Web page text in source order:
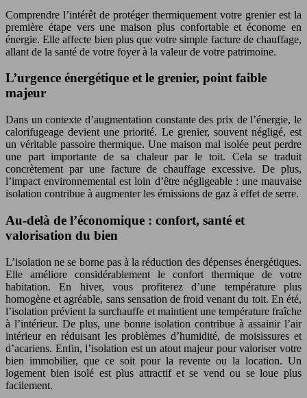
Comprendre l’intérêt de protéger thermiquement votre grenier est la
première étape vers une maison plus confortable et économe en
énergie. Elle affecte bien plus que votre simple facture de chauffage,
allant de la santé de votre foyer à la valeur de votre patrimoine.
L’urgence énergétique et le grenier, point faible
majeur
Dans un contexte d’augmentation constante des prix de l’énergie, le
calorifugeage devient une priorité. Le grenier, souvent négligé, est
un véritable passoire thermique. Une maison mal isolée peut perdre
une part importante de sa chaleur par le toit. Cela se traduit
concrètement par une facture de chauffage excessive. De plus,
l’impact environnemental est loin d’être négligeable : une mauvaise
isolation contribue à augmenter les émissions de gaz à effet de serre.
Au-delà de l’économique : confort, santé et
valorisation du bien
L’isolation ne se borne pas à la réduction des dépenses énergétiques.
Elle améliore considérablement le confort thermique de votre
habitation. En hiver, vous profiterez d’une température plus
homogène et agréable, sans sensation de froid venant du toit. En été,
l’isolation prévient la surchauffe et maintient une température fraîche
à l’intérieur. De plus, une bonne isolation contribue à assainir l’air
intérieur en réduisant les problèmes d’humidité, de moisissures et
d’acariens. Enfin, l’isolation est un atout majeur pour valoriser votre
bien immobilier, que ce soit pour la revente ou la location. Un
logement bien isolé est plus attractif et se vend ou se loue plus
facilement.